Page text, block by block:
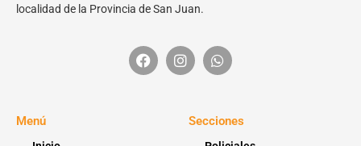
localidad de la Provincia de San Juan.
Menú Secciones